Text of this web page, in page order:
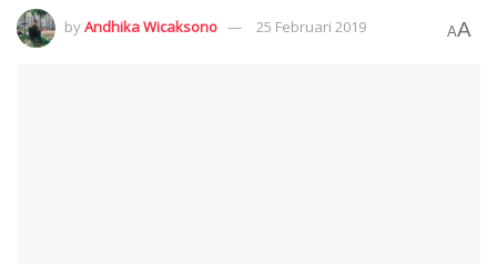
byAndhika Wicaksono 25 Februari 2019 AA